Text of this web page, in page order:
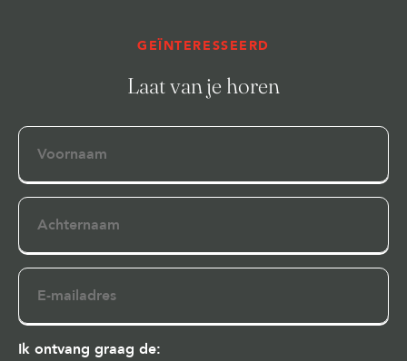
GEÏNTERESSEERD
Laat van je horen
Voornaam
Achternaam
E-
mailadres
Ik ontvang graag de: